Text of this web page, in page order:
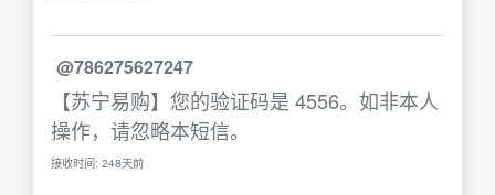
@786275627247
【苏宁易购】您的验证码是 4556。如非本人
操作，请忽略本短信。
接收时间: 248天前